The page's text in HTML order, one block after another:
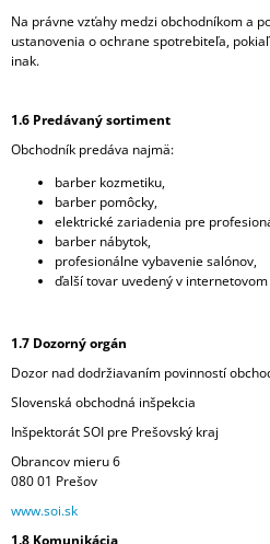
Na právne vzťahy medzi obchodníkom a
ustanovenia o ochrane spotrebiteľa,
inak.
1.6 Predávaný sortiment
Obchodník predáva najmä:
barber kozmetiku,
barber pomôcky,
elektrické zariadenia pre
barber nábytok,
profesionálne vybavenie salónov,
ďalší tovar uvedený v
1.7 Dozorný orgán
Dozor nad dodržiavaním povinností
Slovenská obchodná inšpekcia
Inšpektorát SOI pre Prešovský kraj
Obrancov mieru 6
080 01 Prešov
www.soi.sk